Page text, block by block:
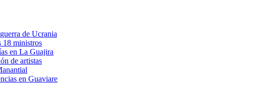
de Ucrania
18 ministros
en La Guajira
de artistas
en Guaviare